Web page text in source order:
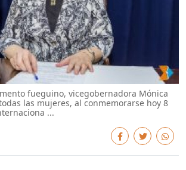
fueguino, vicegobernadora Mónica
las mujeres, al conmemorarse hoy 8
...